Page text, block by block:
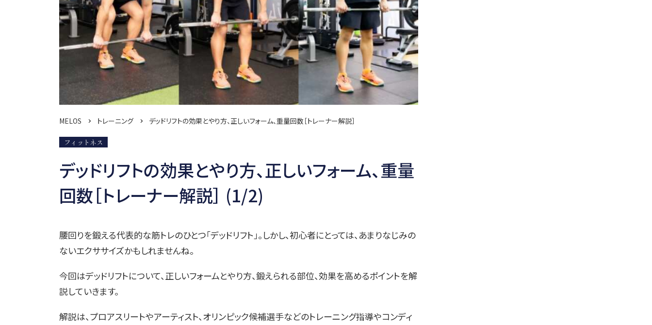
MELOS トレーニング デッドリフトの効果とやり方、正しいフォーム、重量回数［トレーナー解説］
フィットネス
デッドリフトの効果とやり方、正しいフォーム、重量
回数［トレーナー解説］ (1/2)
腰回りを鍛える代表的な筋トレのひとつ「デッドリフト」。しかし、初心者にとっては、あまりなじみの
ないエクササイズかもしれませんね。
今回はデッドリフトについて、正しいフォームとやり方、鍛えられる部位、効果を高めるポイントを解
説していきます。
解説は、プロアスリートやアーティスト、オリンピック候補選手などのトレーニング指導やコンディ